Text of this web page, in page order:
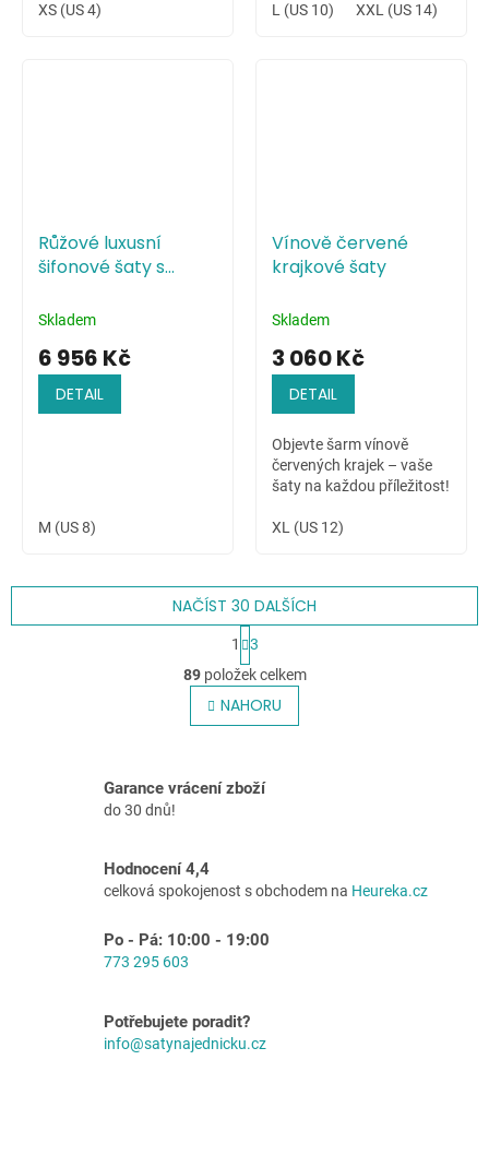
krajkovou aplikací na
XS (US 4) L (US 10) XXL (US 14)
Růžové luxusní
šifonové šaty s
pajetkami
Skladem
6 956 Kč
DETAIL
M (US 8)
Vínově červené
krajkové šaty
Skladem
3 060 Kč
DETAIL
Objevte šarm vínově
červených krajek – vaše
šaty na každou příležitost!
XL (US 12)
O
v
l
á
c
k
v
ý
s
u
NAČÍST 30 DALŠÍCH
S
t
r
á
n
k
á
n
1
3
89položek celkem
NAHORU
Garance vrácení zboží
do 30 dnů!
Hodnocení 4,4
celková spokojenost s obchodem na Heureka.cz
Po - Pá: 10:00 - 19:00
773 295 603
Potřebujete poradit?
info@satynajednicku.cz